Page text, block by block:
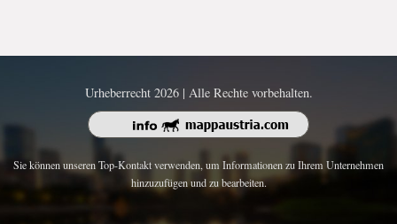
Urheberrecht 2026 | Alle Rechte vorbehalten.
Sie können unseren Top-Kontakt verwenden, um Informationen zu Ihrem Unternehmen
hinzuzufügen und zu bearbeiten.